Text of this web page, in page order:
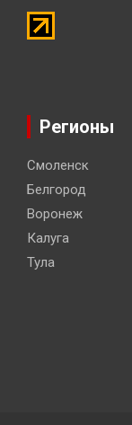
Регионы
Смоленск
Белгород
Воронеж
Калуга
Тула